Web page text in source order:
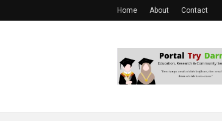
Home About Contact